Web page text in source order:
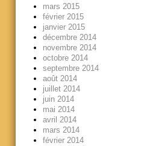
mars 2015
février 2015
janvier 2015
décembre 2014
novembre 2014
octobre 2014
septembre 2014
août 2014
juillet 2014
juin 2014
mai 2014
avril 2014
mars 2014
février 2014